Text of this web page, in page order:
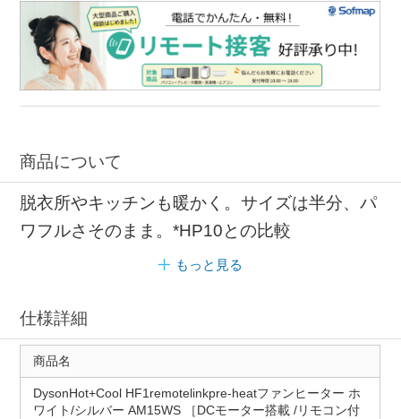
商品について
脱衣所やキッチンも暖かく。サイズは半分、パ
ワフルさそのまま。*HP10との比較
もっと見る
仕様詳細
商品名
DysonHot+Cool HF1remotelinkpre-heatファンヒーター ホ
ワイト/シルバー AM15WS ［DCモーター搭載 /リモコン付